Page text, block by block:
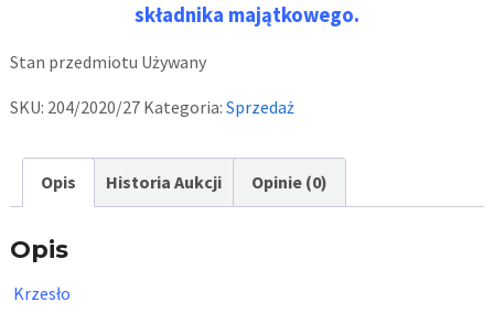
składnika majątkowego.
Stan przedmiotu Używany
SKU: 204/2020/27 Kategoria: Sprzedaż
Opis Historia Aukcji Opinie (0)
Opis
Krzesło